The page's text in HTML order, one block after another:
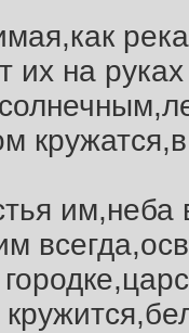
их на
им,неба